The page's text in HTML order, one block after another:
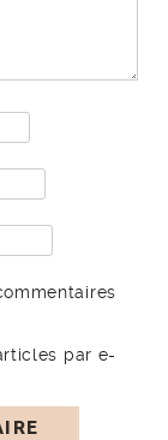
par e-